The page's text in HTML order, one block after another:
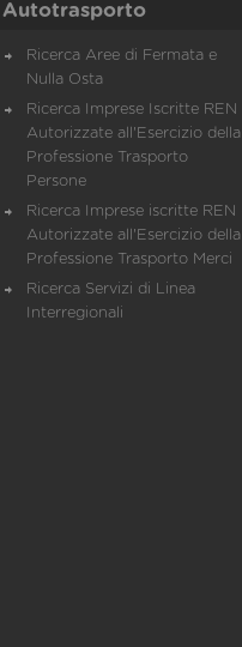
Autotrasporto
Ricerca Aree di Fermata e
Nulla Osta
Ricerca Imprese Iscritte REN
Autorizzate all'Esercizio della
Professione Trasporto
Persone
Ricerca Imprese iscritte REN
Autorizzate all'Esercizio della
Professione Trasporto Merci
Ricerca Servizi di Linea
Interregionali